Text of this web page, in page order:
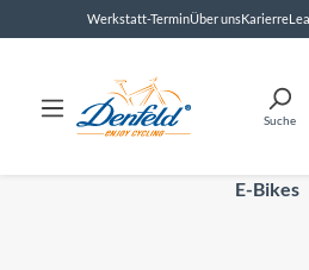
springenWerkstatt-TerminÜber unsKarierre
Suche
E-Bikes